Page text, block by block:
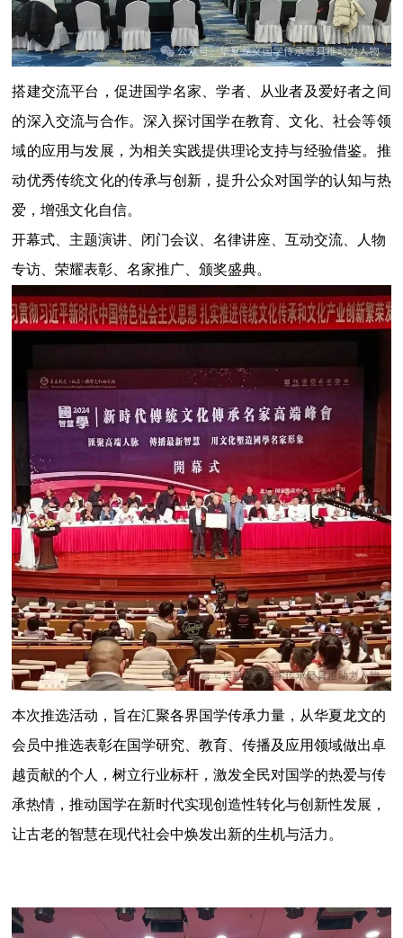
搭建交流平台，促进国学名家、学者、从业者及爱好者之间
的深入交流与合作。深入探讨国学在教育、文化、社会等领
域的应用与发展，为相关实践提供理论支持与经验借鉴。推
动优秀传统文化的传承与创新，提升公众对国学的认知与热
爱，增强文化自信。
开幕式、主题演讲、 闭门会议 、名律讲座、互动交流、人物
专访、荣耀表彰、名家推广、颁奖盛典。
本次推选活动，旨在汇聚各界国学传承力量，从华夏龙文的
会员中推选表彰在国学研究、教育、传播及应用领域做出卓
越贡献的个人，树立行业标杆，激发全民对国学的热爱与传
承热情，推动国学在新时代实现创造性转化与创新性发展，
让古老的智慧在现代社会中焕发出新的生机与活力。